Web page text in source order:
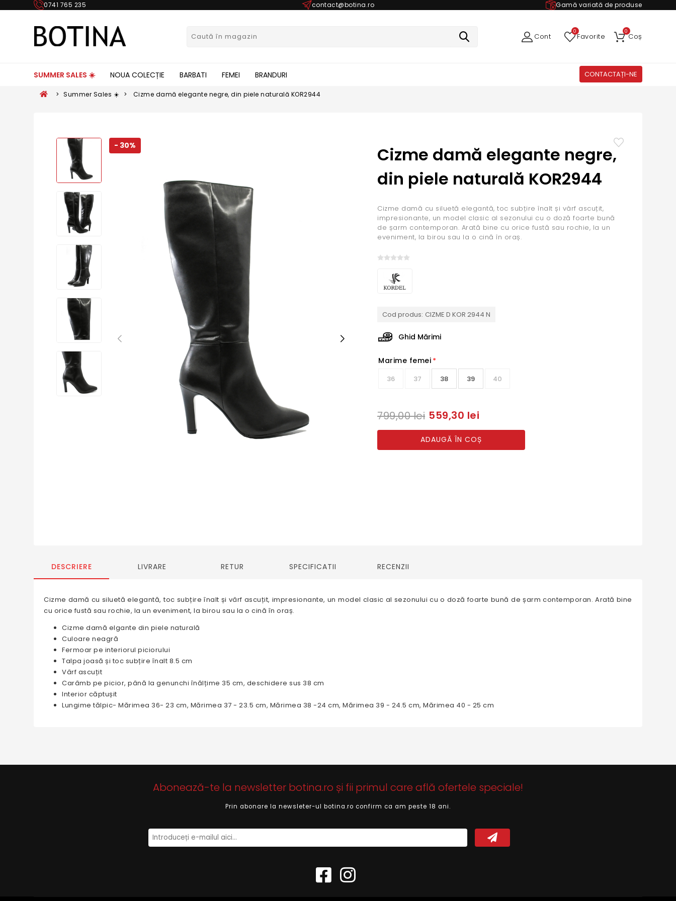
0741 765 235 contact@botina.ro Gamă variată de produse
Cont Favorite
0
Coș
0
SUMMER SALES ☀️ NOUA COLECȚIE BARBATI FEMEI BRANDURI CONTACTAȚI-NE
> Summer Sales ☀️ > Cizme damă elegante negre, din piele naturală KOR2944
- 30%
Cizme damă elegante negre,
din piele naturală KOR2944
Cizme damă cu siluetă elegantă, toc subțire înalt și vârf ascuțit,
impresionante, un model clasic al sezonului cu o doză foarte bună
de șarm contemporan. Arată bine cu orice fustă sau rochie, la un
eveniment, la birou sau la o cină în oraș.
Cod produs: CIZME D KOR 2944 N
Ghid Mărimi
Marime femei *
36 37 38 39 40
799,00 lei 559,30 lei
ADAUGĂ ÎN COȘ
DESCRIERE LIVRARE RETUR SPECIFICATII RECENZII
Cizme damă cu siluetă elegantă, toc subțire înalt și vârf ascuțit, impresionante, un model clasic al sezonului cu o doză foarte bună de șarm contemporan. Arată bine
cu orice fustă sau rochie, la un eveniment, la birou sau la o cină în oraș.
Cizme damă elgante din piele naturală
Culoare neagră
Fermoar pe interiorul piciorului
Talpa joasă și toc subțire înalt 8.5 cm
Vârf ascuțit
Carâmb pe picior, până la genunchi înălțime 35 cm, deschidere sus 38 cm
Interior căptușit
Lungime tălpic- Mărimea 36- 23 cm, Mărimea 37 - 23.5 cm, Mărimea 38 -24 cm, Mărimea 39 - 24.5 cm, Mărimea 40 - 25 cm
Abonează-te la newsletter botina.ro și fii primul care află ofertele speciale!
Prin abonare la newsleter-ul botina.ro confirm ca am peste 18 ani.